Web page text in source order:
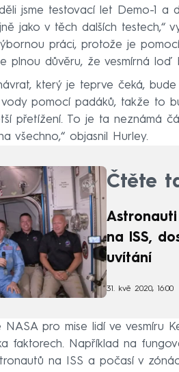
jsme testovací let Demo-1 a
jako v těch dalších testech,“
práci, protože je
plnou důvěru, že vesmírná
který je teprve čeká,
vody pomocí padáků, takže to
přetížení. To je ta neznámá
všechno,“ objasnil Hurley.
Čtěte
na ISS,
uvítání
31. kvě 2020, 16:00
NASA pro mise lidí ve vesmíru
faktorech. Například na
na ISS a počasí v